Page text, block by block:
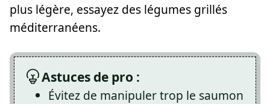
plus légère, essayez des légumes grillés
méditerranéens.
Astuces de pro :
Évitez de manipuler trop le saumon